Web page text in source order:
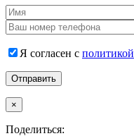
Я согласен с политикой
×
Поделиться: